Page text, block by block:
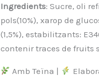
Ingredients: Sucre, oli
pols(10%), xarop de
(1,5%), estabilitzants:
contenir traces de fruits
Amb Teïna |